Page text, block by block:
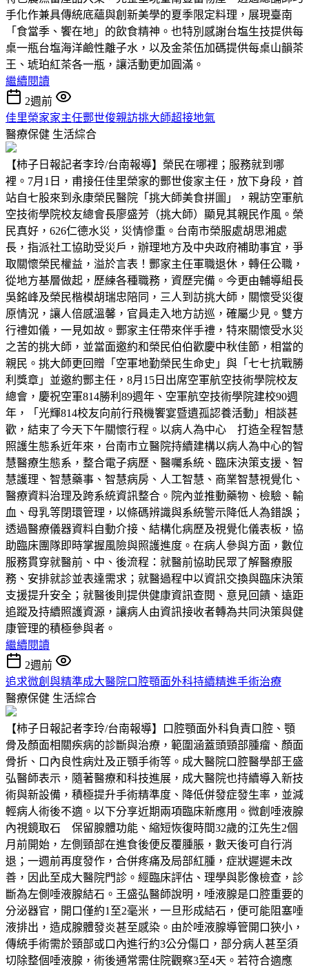
手化作兼具傳統底蘊與創新美學的夏季限定料理，展現臺南
「食當季、饗在地」的飲食精神。也特別感謝台塩生技提供每
桌一瓶台塩海洋鹼性離子水，以及金茶伍加碼提供每桌山韻茶
王、琥珀紅茶各一瓶，讓活動更加圓滿。
繼續閱讀
2週前
佳里榮家家主任酆世俊親訪挑大師超接地氣
醫療保健 生活綜合
【柿子日報記者李玲/台南報導】榮民在哪裡；服務就到哪
裡。7月1日，甫接任佳里榮家的酆世俊家主任，放下身段，首
站自七股來到永康榮民醫院「挑大師美食拼圖」，親訪空軍航
空技術學院校友總會長廖盛芳（挑大師）顯見其親民作風。榮
民真好，626仁德水災，災情慘重。台南市榮服處胡思湘處
長，指派社工協助受災戶，辦理地方及中央政府補助事宜，爭
取關懷榮民權益，溢於言表！酆家主任軍職退休，轉任公職，
從地方基層做起，歷練各種職務，資歷完備。今更由輔導組長
吳銘峰及榮民楷模胡瑞忠陪同，三人到訪挑大師，關懷受災復
原情況，讓人倍感溫馨，官員走入地方訪巡，確屬少見。雙方
行禮如儀，一見如故。酆家主任帶來伴手禮，特來關懷受水災
之苦的挑大師，並當面邀約和榮民伯伯歡慶中秋佳節，相當的
親民。挑大師更回贈「空軍地勤榮民生命史」與「七七抗戰勝
利獎章」並邀約酆主任，8月15日出席空軍航空技術學院校友
總會，慶祝空軍814勝利89週年、空軍航空技術學院建校90週
年，「光輝814校友向前行飛機饗宴暨遺孤認養活動」相談甚
歡，結束了今天下午關懷行程。以病人為中心 打造全程智慧
照護生態系近年來，台南市立醫院持續建構以病人為中心的智
慧醫療生態系，整合電子病歷、醫囑系統、臨床決策支援、智
慧護理、智慧藥事、智慧病房、人工智慧、商業智慧視覺化、
醫療資料治理及跨系統資訊整合。院內並推動藥物、檢驗、輸
血、母乳等閉環管理，以條碼辨識與系統警示降低人為錯誤；
透過醫療儀器資料自動介接、結構化病歷及視覺化儀表板，協
助臨床團隊即時掌握風險與照護進度。在病人參與方面，數位
服務貫穿就醫前、中、後流程：就醫前協助民眾了解醫療服
務、安排就診並表達需求；就醫過程中以資訊交換與臨床決策
支援提升安全；就醫後則提供健康資訊查閱、意見回饋、遠距
追蹤及持續照護資源，讓病人由資訊接收者轉為共同決策與健
康管理的積極參與者。
繼續閱讀
2週前
追求微創與精準成大醫院口腔顎面外科持續精進手術治療
醫療保健 生活綜合
【柿子日報記者李玲/台南報導】口腔顎面外科負責口腔、顎
骨及顏面相關疾病的診斷與治療，範圍涵蓋頭頸部腫瘤、顏面
骨折、口內良性病灶及正顎手術等。成大醫院口腔醫學部王盛
弘醫師表示，隨著醫療和科技進展，成大醫院也持續導入新技
術與新設備，積極提升手術精準度、降低併發症發生率，並減
輕病人術後不適。以下分享近期兩項臨床新應用。微創唾液腺
內視鏡取石 保留腺體功能、縮短恢復時間32歲的江先生2個
月前開始，左側頸部在進食後便反覆腫脹，數天後可自行消
退；一週前再度發作，合併疼痛及局部紅腫，症狀遲遲未改
善，因此至成大醫院門診。經臨床評估、理學與影像檢查，診
斷為左側唾液腺結石。王盛弘醫師說明，唾液腺是口腔重要的
分泌器官，開口僅約1至2毫米，一旦形成結石，便可能阻塞唾
液排出，造成腺體發炎甚至感染。由於唾液腺導管開口狹小，
傳統手術需於頸部或口內進行約3公分傷口，部分病人甚至須
切除整個唾液腺，術後通常需住院觀察3至4天。若符合適應